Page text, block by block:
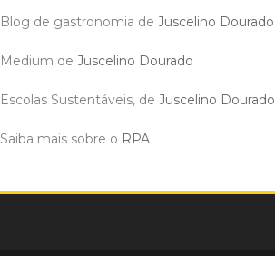
Blog de gastronomia deJuscelino Dourado
Medium deJuscelino Dourado
Escolas Sustentáveis, deJuscelino Dourado
Saiba mais sobre o RPA